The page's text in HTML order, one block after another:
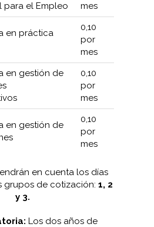
para el Empleo
mes
en práctica
0,10
por
mes
en gestión de
0,10
por
mes
en gestión de
0,10
por
mes
en cuenta los días
grupos de cotización: 1, 2
y 3.
Los dos años de